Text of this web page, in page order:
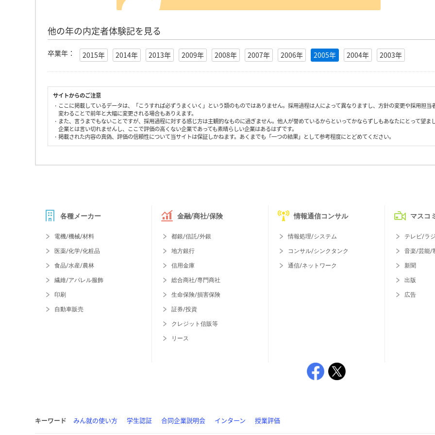
他の年の内定者体験記を見る
卒業年： 2015年 2014年 2013年 2009年 2008年 2007年 2006年 2005年 2004年 2003年
サイトからのご注意
・ここに掲載しているデータは、「こうすれば必ずうまくいく」という類のものではありません。採用過程は人によって異なりますし、方針の変更や採用担当
変わることで前年と大幅に変更される場合もありえます。
・また、言うまでもないことですが、採用過程に対する感じ方は主観的なものに過ぎません。他人が誉めているからといってかならずしもあなたにとって望ま
企業とは言い切れませんし、ここで評価の高くない企業であっても素晴らしい企業はあるはずです。
・掲載された内容の真偽、評価の信頼性について当サイトは保証しかねます。あくまでも「一つの結果」として参考程度にとどめてください。
各種メーカー
電機/機械/材料
医薬/化学/化粧品
食品/水産/農林
繊維/アパレル服飾
印刷
自動車販売
金融/商社/保険
都銀/信託/外銀
地方銀行
信用金庫
総合商社/専門商社
生命保険/損害保険
証券/投資
クレジット信販等
リース
情報通信コンサル
情報処理/システム
コンサル/シンクタンク
通信/ネットワーク
マスコミ
テレビ/ラ
音楽/芸能/
新聞
出版
広告
キーワード みん就の使い方 学生認証 合同企業説明会 インターン 授業評価